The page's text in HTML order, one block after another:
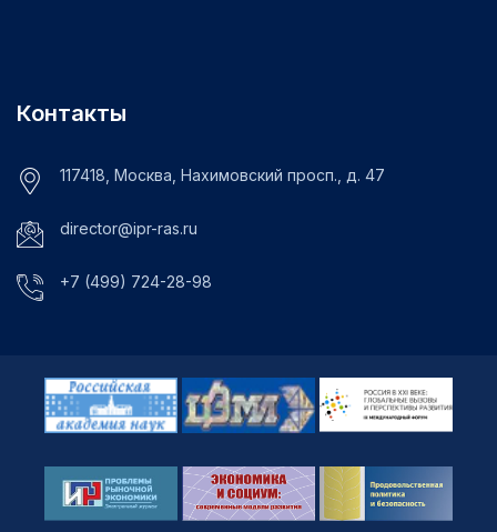
Контакты
117418, Москва, Нахимовский просп., д. 47
director@ipr-ras.ru
+7 (499) 724-28-98